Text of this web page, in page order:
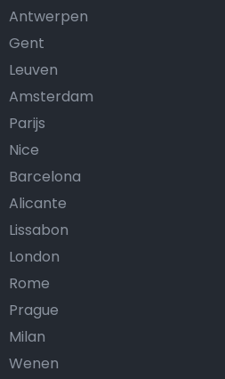
Antwerpen
Gent
Leuven
Amsterdam
Parijs
Nice
Barcelona
Alicante
Lissabon
London
Rome
Prague
Milan
Wenen